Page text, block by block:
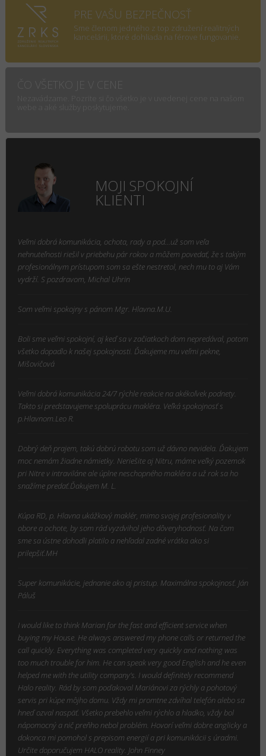
PRE VAŠU BEZPEČNOSŤ
Sme členom jedného z top združení realitných
kancelárii, ktoré dohliada na férove fungovanie.
ČO VŠETKO JE V CENE
MOJI SPOKOJNÍ
KLIENTI
Veľmi dobrá komunikácia, ochota, rady a pod…už som veľa
nehnuteľnosti riešil v priebehu pár rokov a môžem povedať, že s takým
profesionálnym prístupom som sa ešte nestretol, nech mu to aj Vám
vydrží. S pozdravom, Michal Uhrin
Som veľmi spokojny s pánom Mgr. Hlavna.M.U.
Boli sme veľmi spokojní, aj keď sa v začiatkoch dom nepredával, potom
všetko dopadlo k našej spokojnosti. Ďakujeme mu veľmi pekne,
Mišovičová
Veľmi dobrá komunikácia 24/7 rýchle reakcie na akékoľvek podnety.
Takto si predstavujeme spoluprácu makléra. Veľká spokojnosť s
p.Hlavnom.Leo R.
Dobrý deň prajem, takú dobrú robotu som už dávno nevidela. Ďakujem
moc nemám žiadne námietky. Neriešite aj Nitru, máme veľký pozemok
pri Nitre v intraviláne ale úplne neschopného makléra a už rok sa ho
snažíme predať.Ďakujem M. L.
Kúpa RD, p. Hlavna ukážkový maklér, mimo svojej profesionality v
obore a ochote, by som rád vyzdvihol jeho dôveryhodnosť. Na čom
sme sa ústne dohodli platilo a nehľadal zadné vrátka ako si
prilepšiť.MH
Super komunikácie, jednanie ako aj pristup. Maximálna spokojnosť. Ján
Páluš
I would like to think Marian for the fast and efficient service when
buying my House. He always answered my phone calls or returned the
call quickly. Everything was completed very quickly and nothing was
too much trouble for him. He can speak very good English and he even
helped me with the utility company’s. I would definitely recommend
Halo reality. Rád by som poďakoval Mariánovi za rýchly a pohotový
servis pri kúpe môjho domu. Vždy mi promtne zdvíhal telefón alebo sa
hneď ozval naspäť. Všetko prebehlo veľmi rýchlo a hladko, vždy bol
nápomocný a nič preňho nebol problém. Hovorí veľmi dobre anglicky a
dokonca mi pomohol s prepisom energií a pri komunikácii s úradmi.
Určite doporučujem HALO reality. John Finney